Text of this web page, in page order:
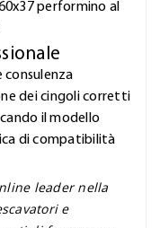
performino al
consulenza
dei cingoli corretti
il modello
di compatibilità
leader nella
e